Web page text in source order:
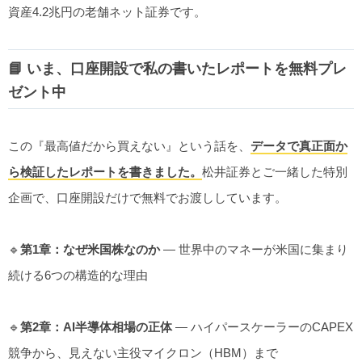
資産4.2兆円の老舗ネット証券です。
📘 いま、口座開設で私の書いたレポートを無料プレ
ゼント中
この『最高値だから買えない』という話を、 データで真正面か
ら検証したレポートを書きました。 松井証券とご一緒した特別
企画で、口座開設だけで無料でお渡ししています。
🔹第1章：なぜ米国株なのか— 世界中のマネーが米国に集まり
続ける6つの構造的な理由
🔹第2章：AI半導体相場の正体— ハイパースケーラーのCAPEX
競争から、見えない主役マイクロン（HBM）まで